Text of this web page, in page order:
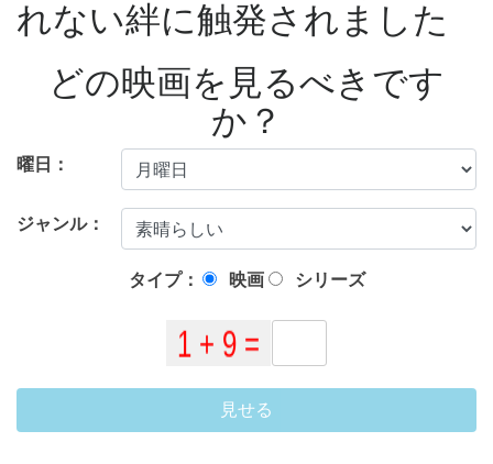
れない絆に触発されました
どの映画を見るべきです
か？
曜日：
ジャンル：
タイプ： 映画 シリーズ
見せる